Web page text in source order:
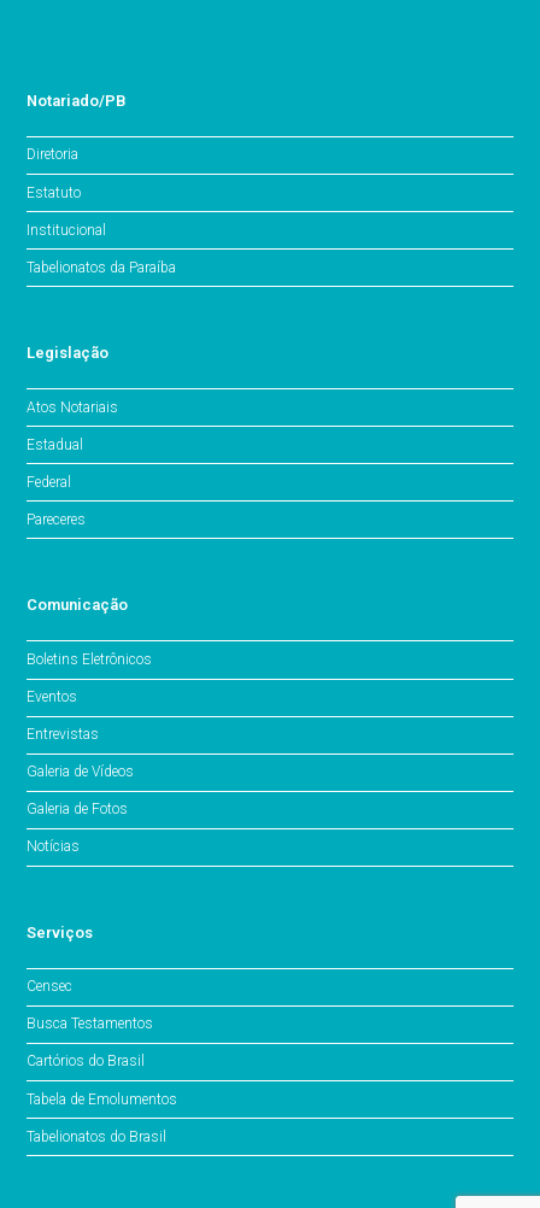
Notariado/PB
Diretoria
Estatuto
Institucional
Tabelionatos da Paraíba
Legislação
Atos Notariais
Estadual
Federal
Pareceres
Comunicação
Boletins Eletrônicos
Eventos
Entrevistas
Galeria de Vídeos
Galeria de Fotos
Notícias
Serviços
Censec
Busca Testamentos
Cartórios do Brasil
Tabela de Emolumentos
Tabelionatos do Brasil